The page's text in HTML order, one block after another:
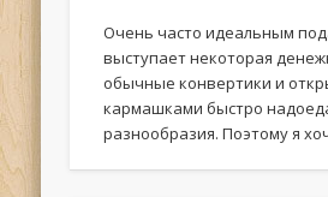
Очень часто идеальным
выступает некоторая
обычные конвертики и
кармашками быстро
разнообразия. Поэтому я